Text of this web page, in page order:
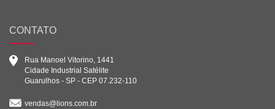
CONTATO
Rua Manoel Vitorino, 1441
Cidade Industrial Satélite
Guarulhos - SP - CEP 07.232-110
vendas@lions.com.br